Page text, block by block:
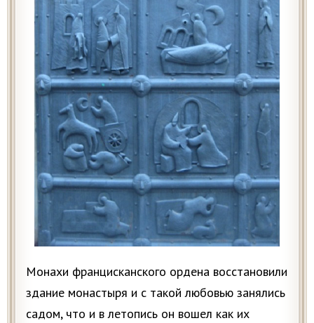
Монахи францисканского ордена восстановили
здание монастыря и с такой любовью занялись
садом, что и в летопись он вошел как их